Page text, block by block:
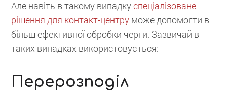
Але навіть в такому випадкуспеціалізоване
рішення для контакт-центру може допомогти в
більш ефективної обробки черги. Зазвичай в
таких випадках використовується:
Перерозподіл